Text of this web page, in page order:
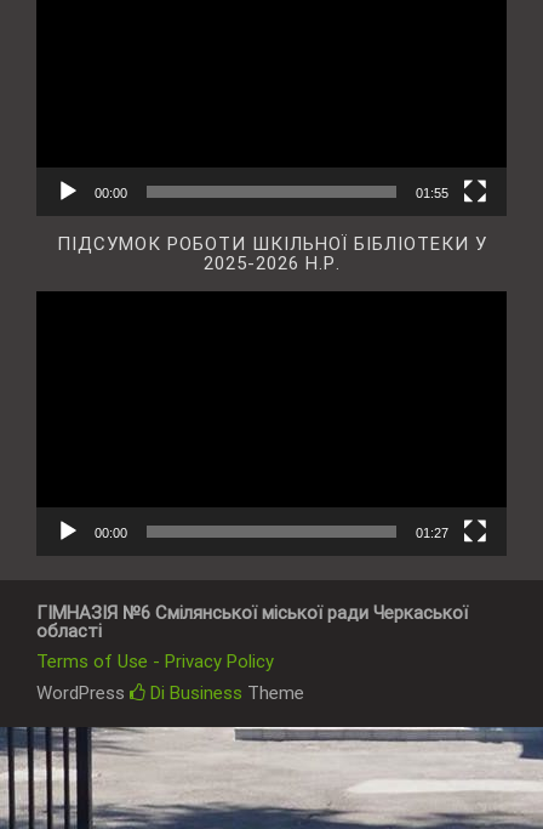
00:00 01:55
ПІДСУМОК РОБОТИ ШКІЛЬНОЇ БІБЛІОТЕКИ У
2025-2026 Н.Р.
00:00 01:27
ГІМНАЗІЯ №6 Смілянської міської ради Черкаської
області
Terms of Use - Privacy Policy
WordPress
Di Business Theme